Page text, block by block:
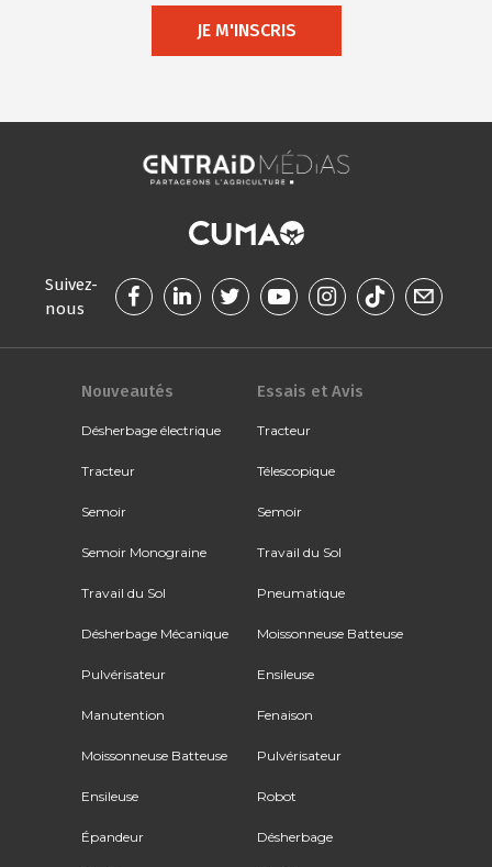
JE M'INSCRIS
Suivez-
nous
Nouveautés
Désherbage électrique
Tracteur
Semoir
Semoir Monograine
Travail du Sol
Désherbage Mécanique
Pulvérisateur
Manutention
Moissonneuse Batteuse
Ensileuse
Épandeur
Essais et Avis
Tracteur
Télescopique
Semoir
Travail du Sol
Pneumatique
Moissonneuse Batteuse
Ensileuse
Fenaison
Pulvérisateur
Robot
Désherbage